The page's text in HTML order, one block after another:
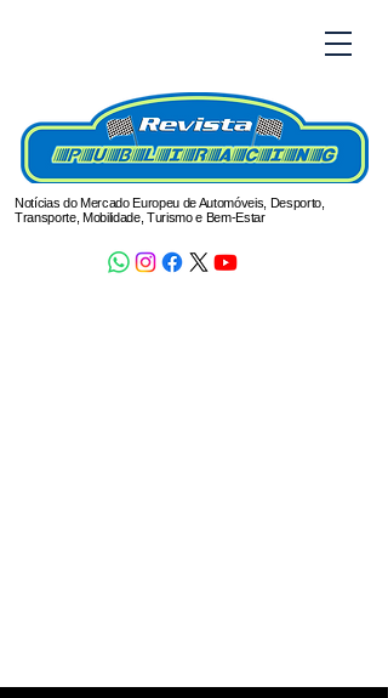
Notícias do Mercado Europeu de Automóveis, Desporto,
Transporte, Mobilidade, Turismo e Bem-Estar